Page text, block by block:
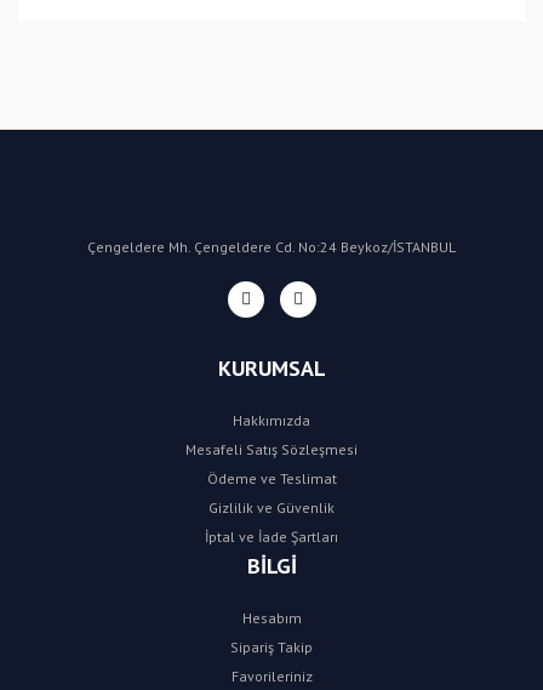
Çengeldere Mh. Çengeldere Cd. No:24 Beykoz/İSTANBUL
KURUMSAL
Hakkımızda
Mesafeli Satış Sözleşmesi
Ödeme ve Teslimat
Gizlilik ve Güvenlik
İptal ve İade Şartları
BİLGİ
Hesabım
Sipariş Takip
Favorileriniz